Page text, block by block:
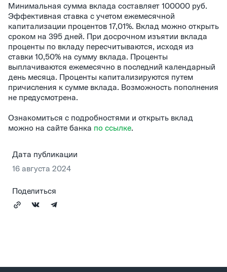
Минимальная сумма вклада составляет 100000 руб.
Эффективная ставка с учетом ежемесячной
капитализации процентов 17,01%. Вклад можно открыть
сроком на 395 дней. При досрочном изъятии вклада
проценты по вкладу пересчитываются, исходя из
ставки 10,50% на сумму вклада. Проценты
выплачиваются ежемесячно в последний календарный
день месяца. Проценты капитализируются путем
причисления к сумме вклада. Возможность пополнения
не предусмотрена.
Ознакомиться с подробностями и открыть вклад
можно на сайте банка по ссылке.
Дата публикации
16 августа 2024
Поделиться